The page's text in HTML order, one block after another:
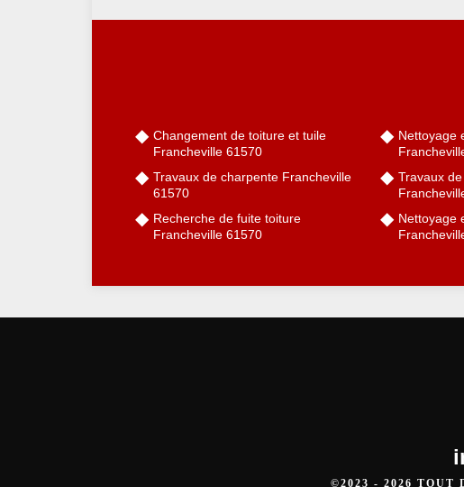
Changement de toiture et tuile
Francheville 61570
Travaux de charpente Francheville
61570
Recherche de fuite toiture
Francheville 61570
Nettoyage
Travaux
Nettoyage
©2023 - 2026 TOUT